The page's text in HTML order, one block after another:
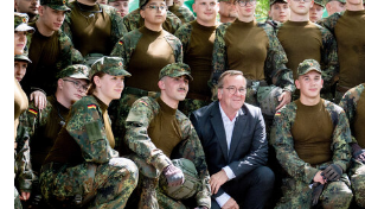
öko
gesellschaft
kultur
sport